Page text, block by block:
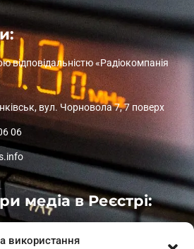
використання
відповідальністю «Радіокомпанія
вул. Чорновола 7, 7 поверх
06
медіа в Реєстрі: